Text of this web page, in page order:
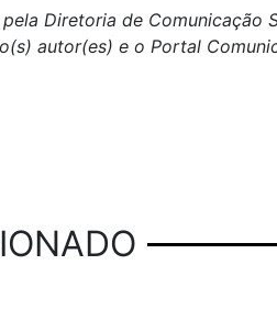
Diretoria de Comunicação
autor(es) e o Portal